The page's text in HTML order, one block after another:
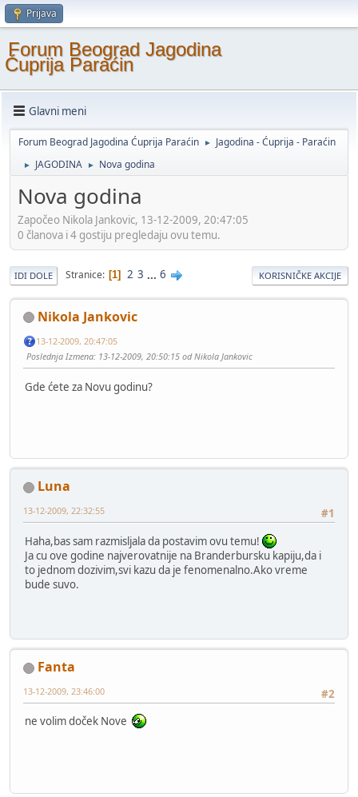
Prijava
Forum Beograd Jagodina
Ćuprija Paraćin
Glavni meni
Forum Beograd Jagodina Ćuprija Paraćin ► Jagodina - Ćuprija - Paraćin
► JAGODINA ► Nova godina
Nova godina
Započeo Nikola Jankovic, 13-12-2009, 20:47:05
0 članova i 4 gostiju pregledaju ovu temu.
IDI DOLE Stranice 1 2 3 ... 6 KORISNIČKE AKCIJE
Nikola Jankovic
13-12-2009, 20:47:05
Poslednja Izmena: 13-12-2009, 20:50:15 od Nikola Jankovic
Gde ćete za Novu godinu?
Luna
#1
13-12-2009, 22:32:55
Haha,bas sam razmisljala da postavim ovu temu!
Ja cu ove godine najverovatnije na Branderbursku kapiju,da i
to jednom dozivim,svi kazu da je fenomenalno.Ako vreme
bude suvo.
Fanta
#2
13-12-2009, 23:46:00
ne volim doček Nove